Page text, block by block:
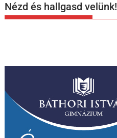
Nézd és hallgasd velünk!